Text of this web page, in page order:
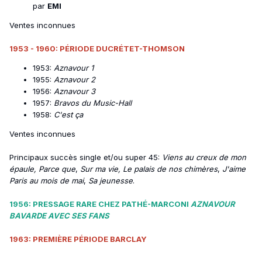
par EMI
Ventes inconnues
1953 - 1960: PÉRIODE DUCRÉTET-THOMSON
1953: Aznavour 1
1955: Aznavour 2
1956: Aznavour 3
1957: Bravos du Music-Hall
1958: C'est ça
Ventes inconnues
Principaux succès single et/ou super 45: Viens au creux de mon
épaule, Parce que, Sur ma vie, Le palais de nos chimères, J'aime
Paris au mois de mai, Sa jeunesse.
1956: PRESSAGE RARE CHEZ PATHÉ-MARCONI AZNAVOUR
BAVARDE AVEC SES FANS
1963: PREMIÈRE PÉRIODE BARCLAY